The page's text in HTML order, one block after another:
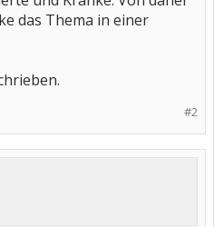
das Thema in einer
#2